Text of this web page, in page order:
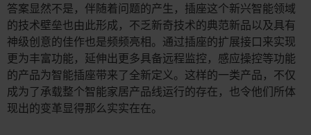
答案显然不是，伴随着问题的产生，插座这个新兴智能领域
的技术壁垒也由此形成，不乏新奇技术的典范新品以及具有
神级创意的佳作也是频频亮相。通过插座的扩展接口来实现
更为丰富功能，延伸出更多具备远程监控，感应操控等功能
的产品为智能插座带来了全新定义。这样的一类产品，不仅
成为了承载整个智能家居产品线运行的存在，也令他们所体
现出的变革显得那么实实在在。